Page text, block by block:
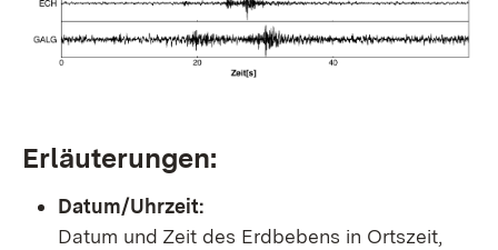
Erläuterungen:
Datum/Uhrzeit:
Datum und Zeit des Erdbebens in Ortszeit,